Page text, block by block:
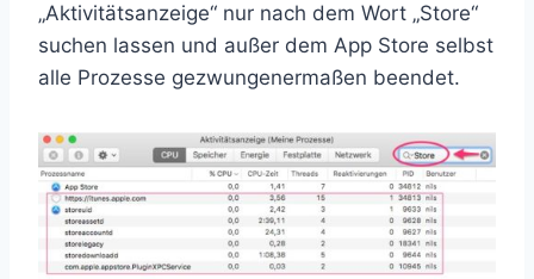
„Aktivitätsanzeige“ nur nach dem Wort „Store“
suchen lassen und außer dem App Store selbst
alle Prozesse gezwungenermaßen beendet.